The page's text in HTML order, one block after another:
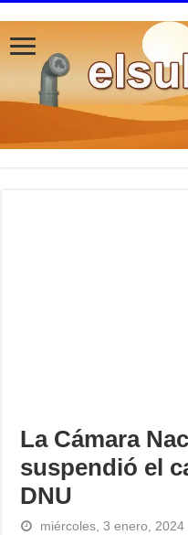
La Cámara
suspendió el
DNU
miércoles, 3 enero, 2024